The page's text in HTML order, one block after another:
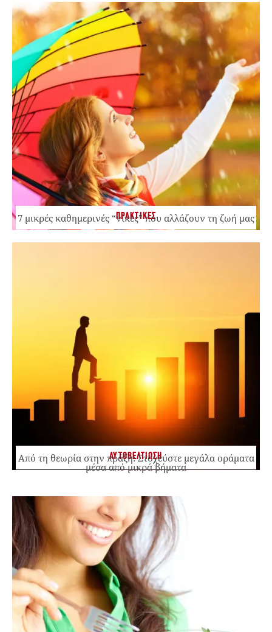
ΠΡΑΚΤΙΚΕΣ
7 μικρές καθημερινές “νίκες” που αλλάζουν τη ζωή μας
ΑΥΤΟΒΕΛΤΙΩΣΗ
Από τη θεωρία στην πράξη: Στοχεύστε μεγάλα οράματα
μέσα από μικρά βήματα